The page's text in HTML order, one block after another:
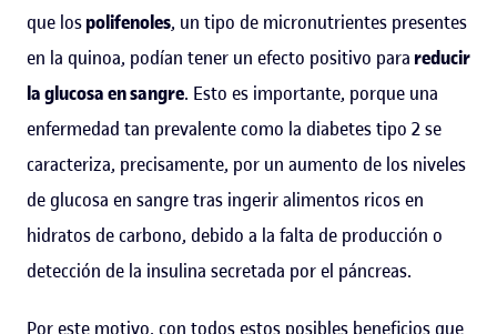
que lospolifenoles, un tipo de micronutrientes presentes
en la quinoa, podían tener un efecto positivo para reducir
la glucosa en sangre. Esto es importante, porque una
enfermedad tan prevalente como la diabetes tipo 2 se
caracteriza, precisamente, por un aumento de los niveles
de glucosa en sangre tras ingerir alimentos ricos en
hidratos de carbono, debido a la falta de producción o
detección de la insulina secretada por el páncreas.
Por este motivo, con todos estos posibles beneficios que